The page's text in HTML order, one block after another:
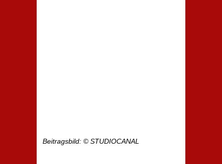
Beitragsbild: © STUDIOCANAL